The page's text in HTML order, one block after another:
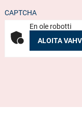
CAPTCHA
En ole robotti
ALOITA